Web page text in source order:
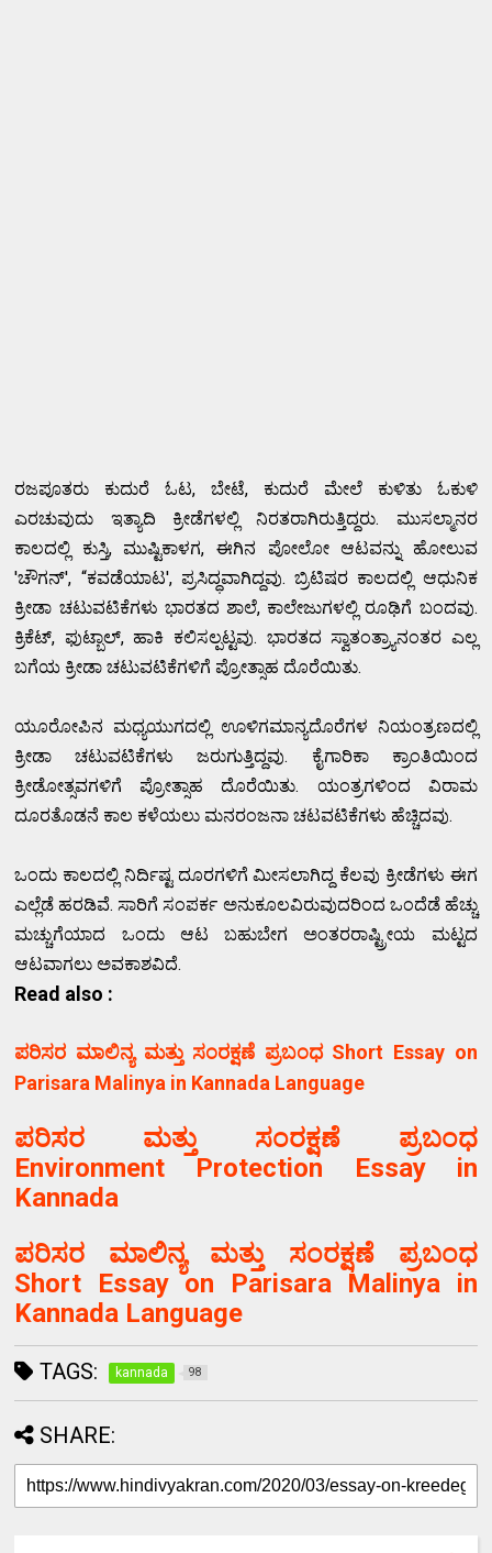
ರಜಪೂತರು ಕುದುರೆ ಓಟ, ಬೇಟೆ, ಕುದುರೆ ಮೇಲೆ ಕುಳಿತು ಓಕುಳಿ
ಎರಚುವುದು ಇತ್ಯಾದಿ ಕ್ರೀಡೆಗಳಲ್ಲಿ ನಿರತರಾಗಿರುತ್ತಿದ್ದರು. ಮುಸಲ್ಮಾನರ
ಕಾಲದಲ್ಲಿ ಕುಸ್ತಿ, ಮುಷ್ಟಿಕಾಳಗ, ಈಗಿನ ಪೋಲೋ ಆಟವನ್ನು ಹೋಲುವ
'ಚೌಗನ್', “ಕವಡೆಯಾಟ', ಪ್ರಸಿದ್ಧವಾಗಿದ್ದವು. ಬ್ರಿಟಿಷರ ಕಾಲದಲ್ಲಿ ಆಧುನಿಕ
ಕ್ರೀಡಾ ಚಟುವಟಿಕೆಗಳು ಭಾರತದ ಶಾಲೆ, ಕಾಲೇಜುಗಳಲ್ಲಿ ರೂಢಿಗೆ ಬಂದವು.
ಕ್ರಿಕೆಟ್, ಫುಟ್ಬಾಲ್, ಹಾಕಿ ಕಲಿಸಲ್ಪಟ್ಟವು. ಭಾರತದ ಸ್ವಾತಂತ್ರ್ಯಾನಂತರ ಎಲ್ಲ
ಬಗೆಯ ಕ್ರೀಡಾ ಚಟುವಟಿಕೆಗಳಿಗೆ ಪ್ರೋತ್ಸಾಹ ದೊರೆಯಿತು.
ಯೂರೋಪಿನ ಮಧ್ಯಯುಗದಲ್ಲಿ ಊಳಿಗಮಾನ್ಯದೊರೆಗಳ ನಿಯಂತ್ರಣದಲ್ಲಿ
ಕ್ರೀಡಾ ಚಟುವಟಿಕೆಗಳು ಜರುಗುತ್ತಿದ್ದವು. ಕೈಗಾರಿಕಾ ಕ್ರಾಂತಿಯಿಂದ
ಕ್ರೀಡೋತ್ಸವಗಳಿಗೆ ಪ್ರೋತ್ಸಾಹ ದೊರೆಯಿತು. ಯಂತ್ರಗಳಿಂದ ವಿರಾಮ
ದೂರತೊಡನೆ ಕಾಲ ಕಳೆಯಲು ಮನರಂಜನಾ ಚಟವಟಿಕೆಗಳು ಹೆಚ್ಚಿದವು.
ಒಂದು ಕಾಲದಲ್ಲಿ ನಿರ್ದಿಷ್ಟ ದೂರಗಳಿಗೆ ಮೀಸಲಾಗಿದ್ದ ಕೆಲವು ಕ್ರೀಡೆಗಳು ಈಗ
ಎಲ್ಲೆಡೆ ಹರಡಿವೆ. ಸಾರಿಗೆ ಸಂಪರ್ಕ ಅನುಕೂಲವಿರುವುದರಿಂದ ಒಂದೆಡೆ ಹೆಚ್ಚು
ಮಚ್ಚುಗೆಯಾದ ಒಂದು ಆಟ ಬಹುಬೇಗ ಅಂತರರಾಷ್ಟ್ರೀಯ ಮಟ್ಟದ
ಆಟವಾಗಲು ಅವಕಾಶವಿದೆ.
Read also :
ಪರಿಸರ ಮಾಲಿನ್ಯ ಮತ್ತು ಸಂರಕ್ಷಣೆ ಪ್ರಬಂಧ Short Essay on
Parisara Malinya in Kannada Language
ಪರಿಸರ ಮತ್ತು ಸಂರಕ್ಷಣೆ ಪ್ರಬಂಧ
Environment Protection Essay in
Kannada
ಪರಿಸರ ಮಾಲಿನ್ಯ ಮತ್ತು ಸಂರಕ್ಷಣೆ ಪ್ರಬಂಧ
Short Essay on Parisara Malinya in
Kannada Language
TAGS: kannada 98
SHARE: